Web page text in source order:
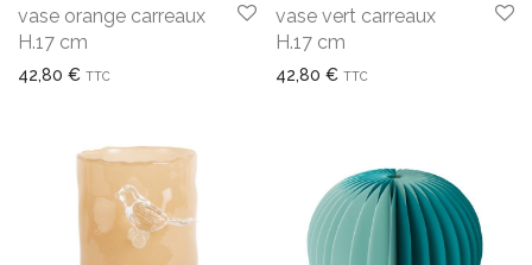
vase orange carreaux
H.17 cm
42,80 € TTC
vase vert carreaux
H.17 cm
42,80 € TTC